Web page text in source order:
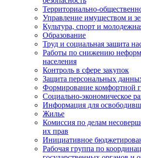
Территориально-
Управление имуществом и
Культура, спорт и
Образование
Труд и социальная защита
Работы по снижению
населения
Контроль в сфере закупок
Защита персональных
Формирование комфортной
Социально-экономическое
Информация для
Жилье
Комиссия по делам
их прав
Инициативное
Рабочая группа по